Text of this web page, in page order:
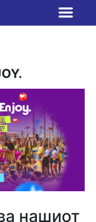
нашиот